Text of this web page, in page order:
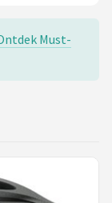
Must-